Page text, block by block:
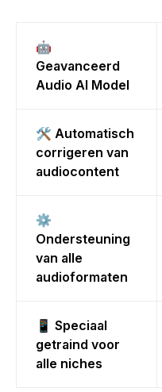
🤖
Geavanceerd
Audio AI Model
🛠️ Automatisch
corrigeren van
audiocontent
⚙️
Ondersteuning
van alle
audioformaten
📱 Speciaal
getraind voor
alle niches